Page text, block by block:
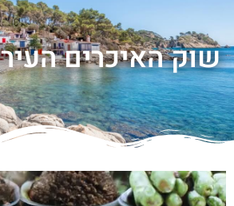
שוק האיכרים